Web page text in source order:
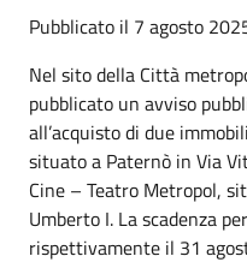
Pubblicato il 7 agosto
Nel sito della Città
pubblicato un avviso
all’acquisto di due
situato a Paternò in Via
Cine – Teatro Metropol,
Umberto I. La scadenza
rispettivamente il 31